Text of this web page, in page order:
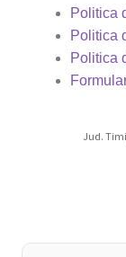
Politica
Politica
Politica
Jud.